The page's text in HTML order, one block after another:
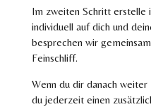
Im zweiten Schritt erstelle
individuell auf dich und
besprechen wir
Feinschliff.
Wenn du dir danach
du jederzeit einen